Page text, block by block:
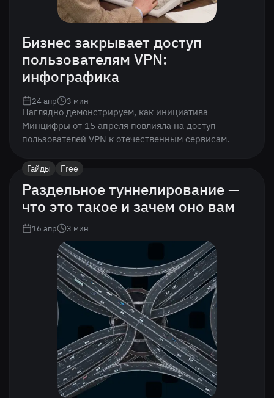
Бизнес закрывает доступ
пользователям VPN:
инфографика
Наглядно демонстрируем, как инициатива
Минцифры от 15 апреля повлияла на доступ
пользователей VPN к отечественным сервисам.
24 апр 3 мин
Гайды Free
Раздельное туннелирование —
что это такое и зачем оно вам
16 апр 3 мин